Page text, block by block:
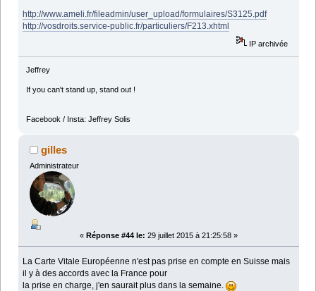
http://www.ameli.fr/fileadmin/user_upload/formulaires/S3125.pdf
http://vosdroits.service-public.fr/particuliers/F213.xhtml
IP archivée
Jeffrey
If you can't stand up, stand out !
Facebook / Insta: Jeffrey Solis
gilles
Administrateur
« Réponse #44 le: 29 juillet 2015 à 21:25:58 »
La Carte Vitale Européenne n'est pas prise en compte en Suisse mais
il y à des accords avec la France pour
la prise en charge, j'en saurait plus dans la semaine.